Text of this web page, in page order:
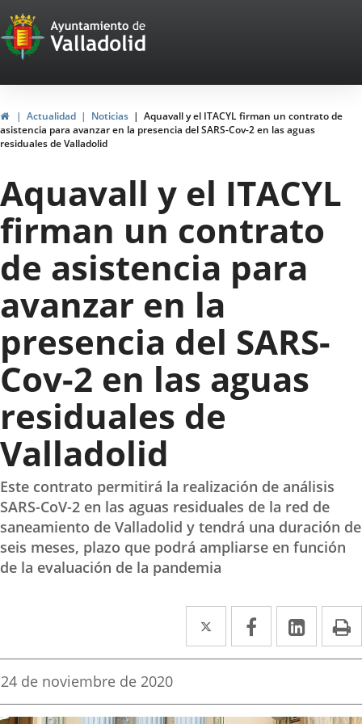
Portal
Web
del
Ayuntamiento
de
Valladolid
HomeActualidad Noticias
Aquavall y el ITACYL firman un contrato de
asistencia para avanzar en la presencia del SARS-Cov-2 en las aguas
residuales de Valladolid
Aquavall y el ITACYL
firman un contrato
de asistencia para
avanzar en la
presencia del SARS-
Cov-2 en las aguas
residuales de
Valladolid
Este contrato permitirá la realización de análisis
SARS-CoV-2 en las aguas residuales de la red de
saneamiento de Valladolid y tendrá una duración de
seis meses, plazo que podrá ampliarse en función
de la evaluación de la pandemia
Twitter
Enlace
a
aplicación
Facebook
Enlace
a
aplicación
Enlace
a
Fecha
la
24 de noviembre de 2020